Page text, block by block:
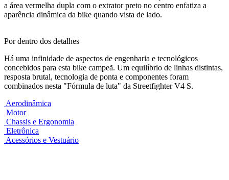
a área vermelha dupla com o extrator preto no centro enfatiza a
aparência dinâmica da bike quando vista de lado.
Por dentro dos detalhes
Há uma infinidade de aspectos de engenharia e tecnológicos
concebidos para esta bike campeã. Um equilíbrio de linhas distintas,
resposta brutal, tecnologia de ponta e componentes foram
combinados nesta "Fórmula de luta" da Streetfighter V4 S.
Aerodinâmica
Motor
Chassis e Ergonomia
Eletrônica
Acessórios e Vestuário